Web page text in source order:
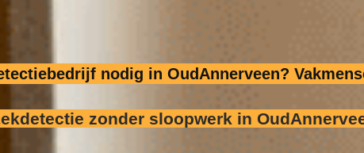
nodig in OudAnnerveen?
zonder sloopwerk in